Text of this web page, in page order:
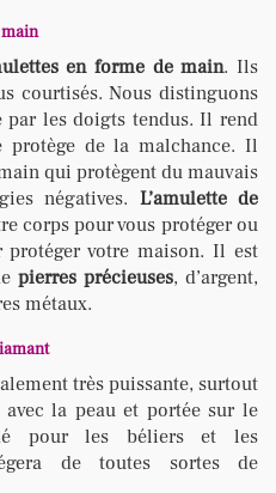
en forme de main. Ils
courtisés. Nous distinguons
par les doigts tendus. Il rend
de la malchance. Il
qui protègent du mauvais
négatives. L’amulette de
corps pour vous protéger ou
protéger votre maison. Il est
pierres précieuses, d’argent,
métaux.
très puissante, surtout
la peau et portée sur le
pour les béliers et les
de toutes sortes de